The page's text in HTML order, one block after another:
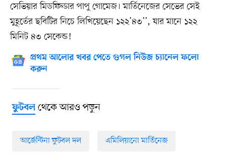
সেভিয়ার মিডফিল্ডার পাপু গোমেজ। মার্তিনেজের সেভের সেই
মুহূর্তের ছবিটির নিচে লিখিয়েছেন ১২২’৪৩’’, যার মানে ১২২
মিনিট ৪৩ সেকেন্ড!
প্রথম আলোর খবর পেতে গুগল নিউজ চ্যানেল ফলো
করুন
ফুটবলথেকে আরও পড়ুন
আর্জেন্টিনা ফুটবল দল এমিলিয়ানো মার্তিনেজ